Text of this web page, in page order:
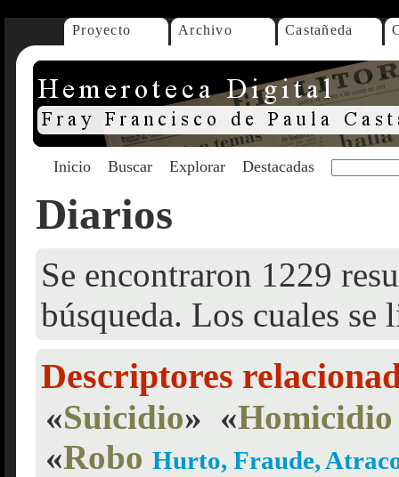
Proyecto Archivo Castañeda
Inicio Buscar Explorar Destacadas
Diarios
Se encontraron 1229
búsqueda. Los cuales se
Descriptores
«Suicidio» «Homicidio
«Robo Hurto, Fraude,